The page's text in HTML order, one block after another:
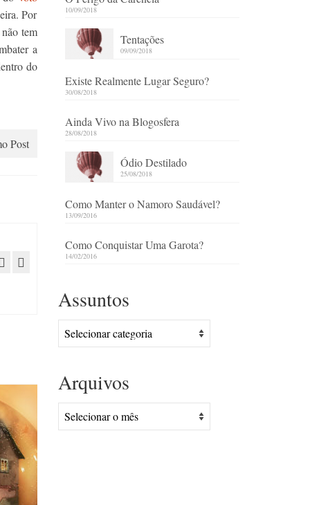
Por
tem
a
do
Post
10/09/2018
Tentações
09/09/2018
Existe Realmente Lugar Seguro?
30/08/2018
Ainda Vivo na Blogosfera
28/08/2018
Ódio Destilado
25/08/2018
Como Manter o Namoro Saudável?
13/09/2016
Como Conquistar Uma Garota?
14/02/2016
Assuntos
Assuntos
Arquivos
Arquivos